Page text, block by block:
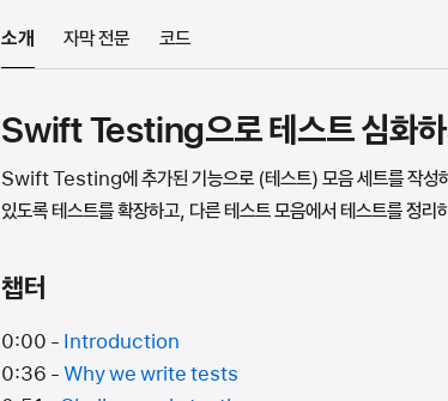
소개 자막 전문 코드
Swift Testing으로 테스트 심화
Swift Testing에 추가된 기능으로 (테스트) 모음 세트를 작성
있도록 테스트를 확장하고, 다른 테스트 모음에서 테스트를 정
챕터
0:00 - Introduction
0:36 -Why we write tests